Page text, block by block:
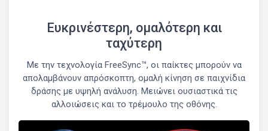
Ευκρινέστερη, ομαλότερη και
ταχύτερη
Με την τεχνολογία FreeSync™, οι παίκτες μπορούν να
απολαμβάνουν απρόσκοπτη, ομαλή κίνηση σε παιχνίδια
δράσης με υψηλή ανάλυση. Μειώνει ουσιαστικά τις
αλλοιώσεις και το τρέμουλο της οθόνης.